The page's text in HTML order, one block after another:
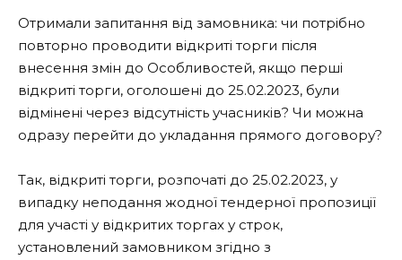
Отримали запитання від замовника: чи потрібно
повторно проводити відкриті торги після
внесення змін до Особливостей, якщо перші
відкриті торги, оголошені до 25.02.2023, були
відмінені через відсутність учасників? Чи можна
одразу перейти до укладання прямого договору?
Так, відкриті торги, розпочаті до 25.02.2023, у
випадку неподання жодної тендерної пропозиції
для участі у відкритих торгах у строк,
установлений замовником згідно з